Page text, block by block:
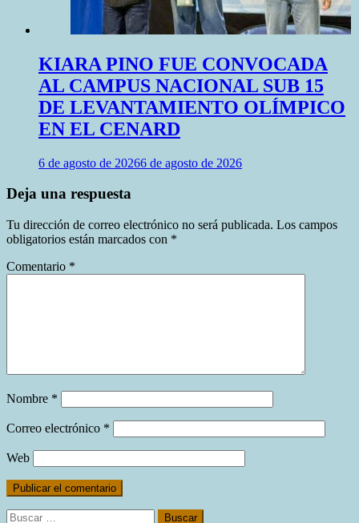
KIARA PINO FUE CONVOCADA
AL CAMPUS NACIONAL SUB 15
DE LEVANTAMIENTO OLÍMPICO
EN EL CENARD
6 de agosto de 20266 de agosto de 2026
Deja una respuesta
Tu dirección de correo electrónico no será publicada. Los campos
obligatorios están marcados con *
Comentario *
Nombre *
Correo electrónico *
Web
Buscar: